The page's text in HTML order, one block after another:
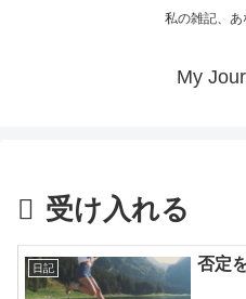
私の雑記、あ
My
受け入れる
日記 否定